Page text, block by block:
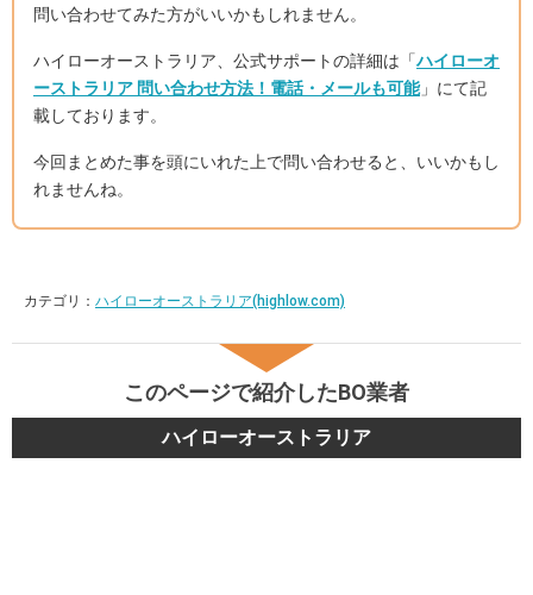
問い合わせてみた方がいいかもしれません。
ハイローオーストラリア、公式サポートの詳細は「ハイローオ
ーストラリア 問い合わせ方法！電話・メールも可能」にて記
載しております。
今回まとめた事を頭にいれた上で問い合わせると、いいかもし
れませんね。
カテゴリ： ハイローオーストラリア(highlow.com)
このページで紹介したBO業者
ハイローオーストラリア